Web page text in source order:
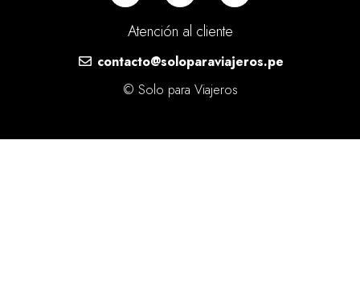
Atención al cliente
contacto@soloparaviajeros.pe
© Solo para Viajeros